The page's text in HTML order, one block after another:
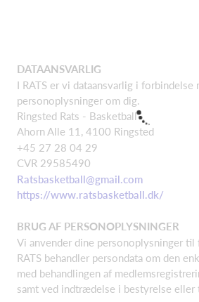
DATAANSVARLIG
I RATS er vi dataansvarlig i forbindelse
personoplysninger om dig.
Ringsted Rats - Basketball
Ahorn Alle 11, 4100 Ringsted
+45 27 28 04 29
CVR 29585490
Ratsbasketball@gmail.com
https://www.ratsbasketball.dk/
BRUG AF PERSONOPLYSNINGER
Vi anvender dine personoplysninger til
RATS behandler persondata om den
med behandlingen af
samt ved indtrædelse i bestyrelse eller